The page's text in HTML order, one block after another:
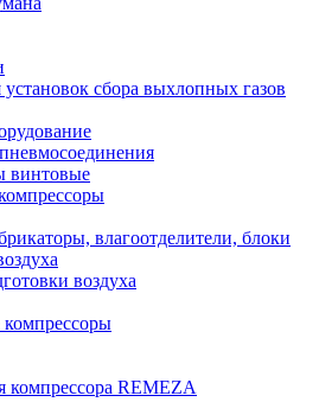
установок сбора выхлопных газов
винтовые
влагоотделители, блоки
воздуха
компрессоры
компрессора REMEZA